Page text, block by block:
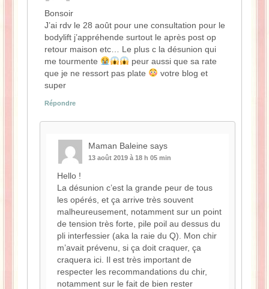
Bonsoir
J’ai rdv le 28 août pour une consultation pour le
bodylift j’appréhende surtout le après post op
retour maison etc… Le plus c la désunion qui
me tourmente
peur aussi que sa rate
que je ne ressort pas plate
votre blog et
super
Répondre
Maman Baleine says
13 août 2019 à 18 h 05 min
Hello !
La désunion c’est la grande peur de tous
les opérés, et ça arrive très souvent
malheureusement, notamment sur un point
de tension très forte, pile poil au dessus du
pli interfessier (aka la raie du Q). Mon chir
m’avait prévenu, si ça doit craquer, ça
craquera ici. Il est très important de
respecter les recommandations du chir,
notamment sur le fait de bien rester